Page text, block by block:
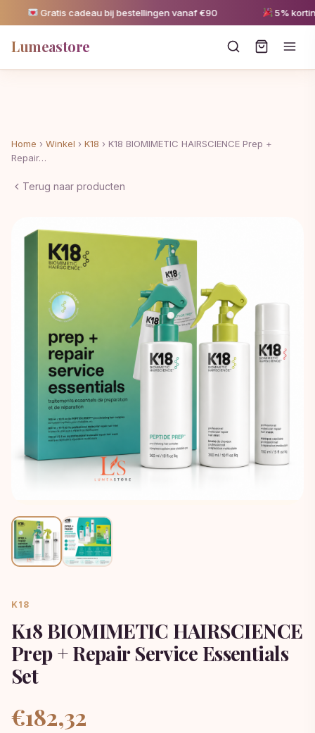
Gratis cadeau bij bestellingen vanaf €90 5% korting
Lumeastore
Home › Winkel › K18 › K18 BIOMIMETIC HAIRSCIENCE Prep +
Repair…
Terug naar producten
K18
K18 BIOMIMETIC HAIRSCIENCE
Prep + Repair Service Essentials
Set
€182,32